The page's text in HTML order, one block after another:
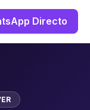
Directo